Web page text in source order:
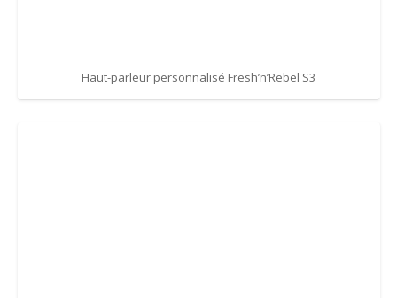
Haut-parleur personnalisé Fresh’n’Rebel S3